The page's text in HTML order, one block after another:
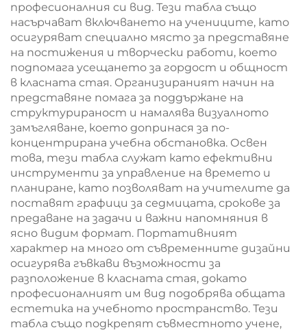
професионалния си вид. Тези табла също
насърчават включването на учениците, като
осигуряват специално място за представяне
на постижения и творчески работи, което
подпомага усещането за гордост и общност
в класната стая. Организираният начин на
представяне помага за поддържане на
структурираност и намалява визуалното
замъгляване, което допринася за по-
концентрирана учебна обстановка. Освен
това, тези табла служат като ефективни
инструменти за управление на времето и
планиране, като позволяват на учителите да
поставят графици за седмицата, срокове за
предаване на задачи и важни напомняния в
ясно видим формат. Портативният
характер на много от съвременните дизайни
осигурява гъвкави възможности за
разположение в класната стая, докато
професионалният им вид подобрява общата
естетика на учебното пространство. Тези
табла също подкрепят съвместното учене,